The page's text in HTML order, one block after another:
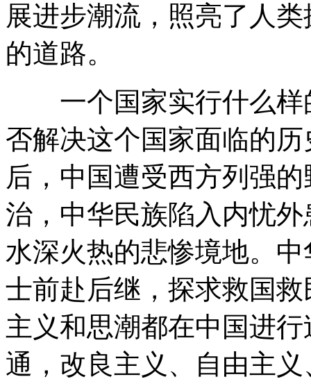
展进步潮流，照亮了人
的道路。
一个国家实行什么样
否解决这个国家面临的
后，中国遭受西方列强
治，中华民族陷入内忧
水深火热的悲惨境地。
士前赴后继，探求救国
主义和思潮都在中国进
通，改良主义、自由主